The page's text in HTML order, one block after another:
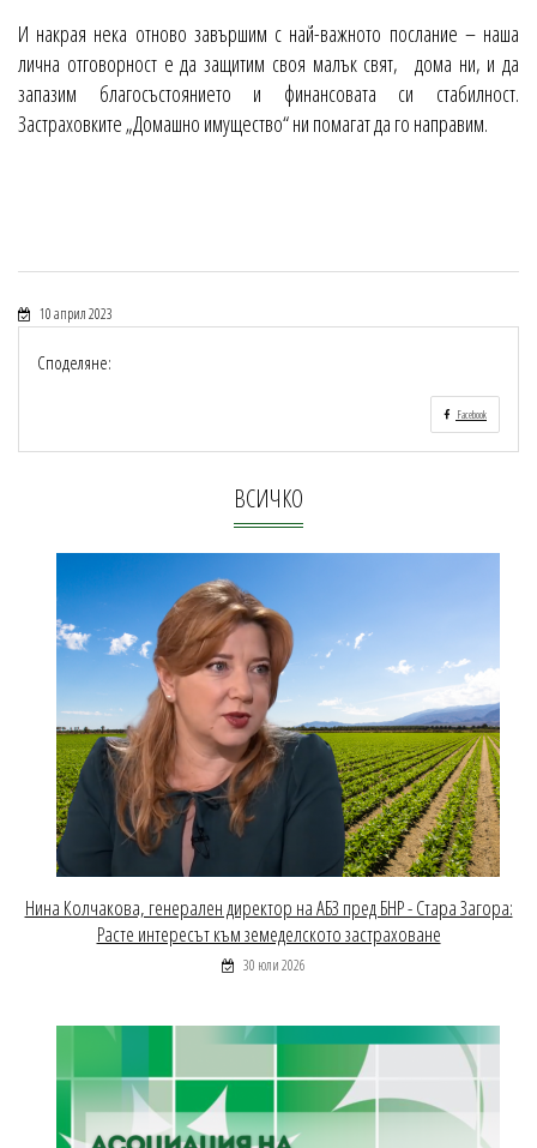
И накрая нека отново завършим с най-важното послание – наша
лична отговорност е да защитим своя малък свят, дома ни, и да
запазим благосъстоянието и финансовата си стабилност.
Застраховките „Домашно имущество“ ни помагат да го направим.
10 април 2023
Споделяне:
Facebook
ВСИЧКО
Нина Колчакова, генерален директор на АБЗ пред БНР - Стара Загора:
Расте интересът към земеделското застраховане
30 юли 2026